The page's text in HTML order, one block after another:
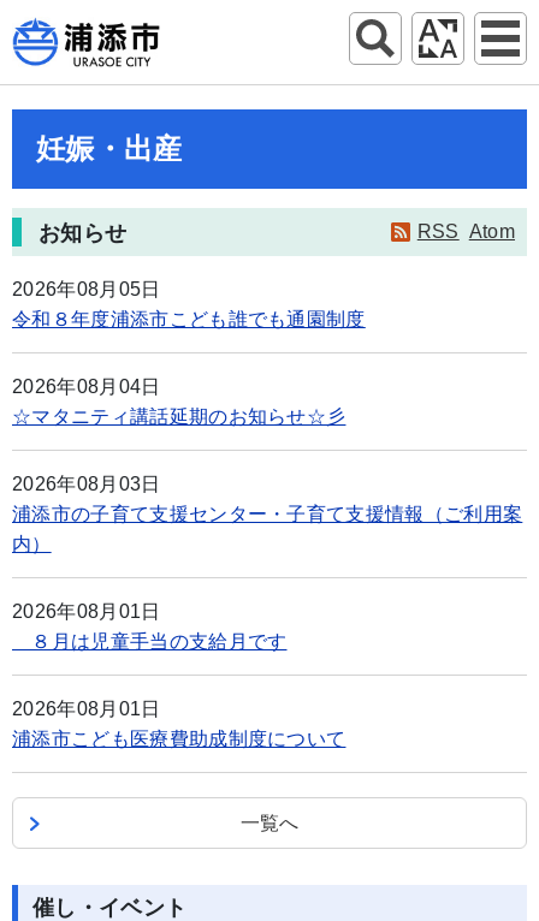
妊娠・出産
お知らせ RSS Atom
2026年08月05日
令和８年度浦添市こども誰でも通園制度
2026年08月04日
☆マタニティ講話延期のお知らせ☆彡
2026年08月03日
浦添市の子育て支援センター・子育て支援情報（ご利用案
内）
2026年08月01日
８月は児童手当の支給月です
2026年08月01日
浦添市こども医療費助成制度について
一覧へ
催し・イベント